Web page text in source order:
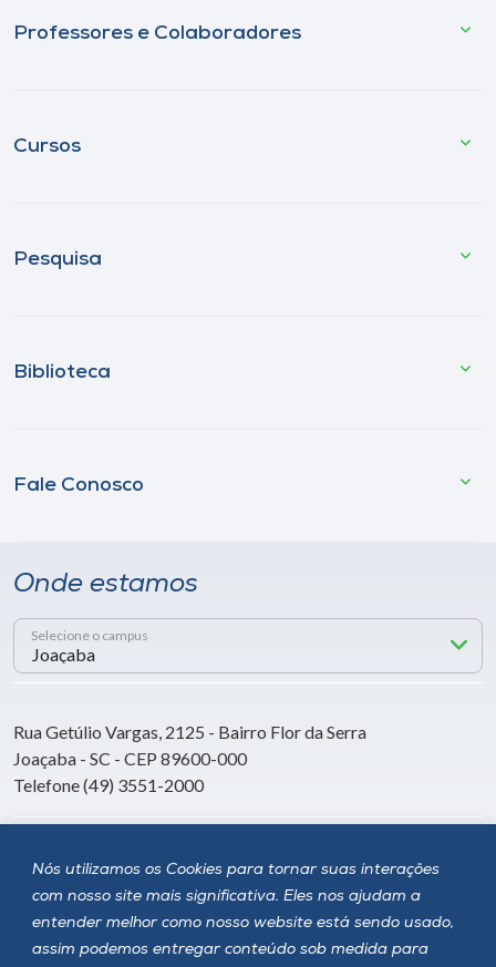
Nós utilizamos os Cookies para tornar suas interações
com nosso site mais significativa. Eles nos ajudam a
entender melhor como nosso website está sendo usado,
assim podemos entregar conteúdo sob medida para
Professores e Colaboradores
Cursos
Pesquisa
Biblioteca
Fale Conosco
Onde estamos
Selecione o campus
Rua Getúlio Vargas, 2125 - Bairro Flor da Serra
Joaçaba - SC - CEP 89600-000
Telefone (49) 3551-2000
Siga a Unoesc